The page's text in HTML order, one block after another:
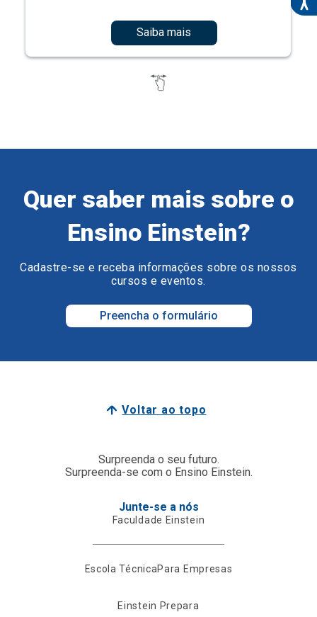
Saiba mais
Quer saber mais sobre o
Ensino Einstein?
Cadastre-se e receba informações sobre os nossos
cursos e eventos.
Preencha o formulário
Voltar ao topo
Surpreenda o seu futuro.
Surpreenda-se com o Ensino Einstein.
Junte-se a nós
Faculdade Einstein
Escola TécnicaPara Empresas
Einstein Prepara